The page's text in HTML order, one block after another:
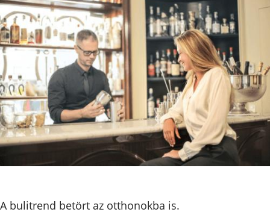
A bulitrend betört az otthonokba is.